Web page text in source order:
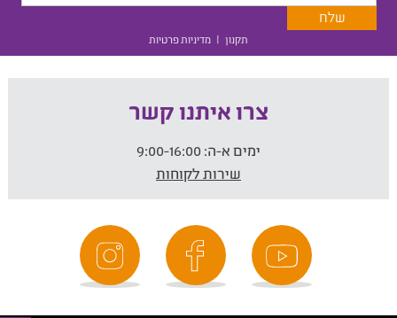
תקנון | מדיניות פרטיות
צרו איתנו קשר
ימים א-ה:
שירות לקוחות